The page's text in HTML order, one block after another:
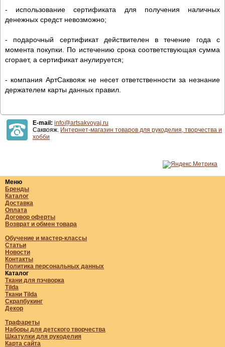
- использование сертификата для получения наличных
денежных средст невозможно;
- подарочный сертификат действителен в течение года с
момента покупки. По истечению срока соответствующая сумма
сгорает, а сертификат анулируется;
- компания АртСаквояж не несет ответственности за незнание
держателем карты данных правил.
E-mail: info@artsakvoyaj.ru
Саквояж. Интернет-магазин товаров для рукоделия, творчества и
хобби
Меню
Бренды
Каталог
Доставка
Оплата
Договор оферты
Возврат и обмен товара
Обучение и мастер-классы
Статьи
Новости
Контакты
Политика персональных данных
Каталог
Ткани для пэчворка
Tilda
Ткани Tilda
Скрапбукинг
Декор
Трафареты
Наборы для детского творчества
Шкатулки для рукоделия
Карта сайта